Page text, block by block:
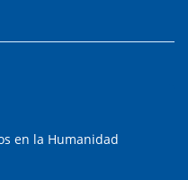
en la Humanidad